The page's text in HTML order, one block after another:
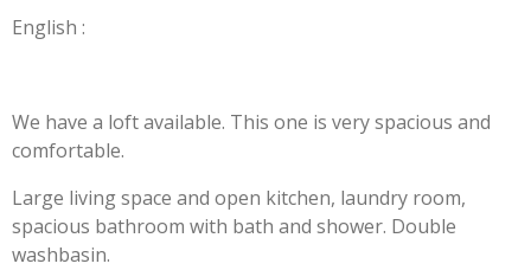
English :
We have a loft available. This one is very spacious and
comfortable.
Large living space and open kitchen, laundry room,
spacious bathroom with bath and shower. Double
washbasin.